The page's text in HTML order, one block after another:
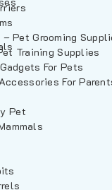
Pet Grooming
Training Supplies
For Pets
For
Pet